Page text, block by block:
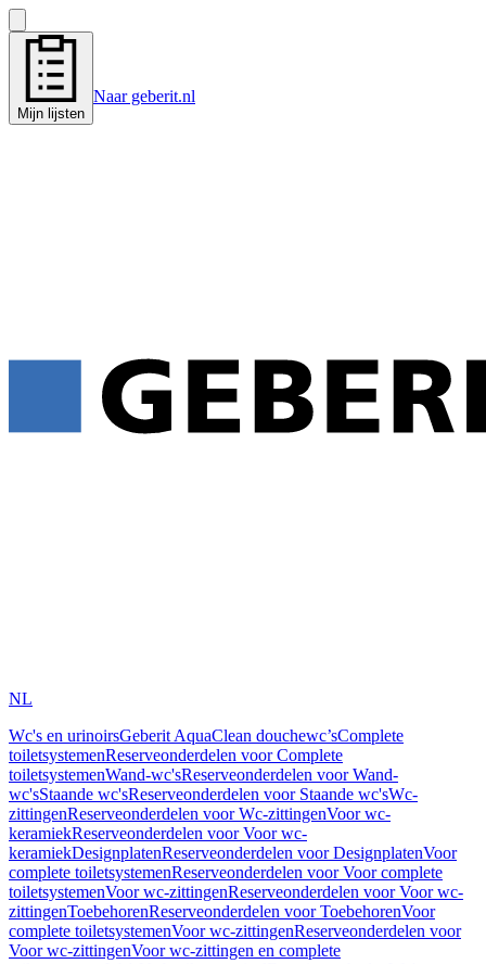
Mijn lijsten
Naar geberit.nl
NL
Wc's en urinoirsGeberit AquaClean douchewc’sComplete
toiletsystemenReserveonderdelen voor Complete
toiletsystemenWand-wc'sReserveonderdelen voor Wand-
wc'sStaande wc'sReserveonderdelen voor Staande wc'sWc-
zittingenReserveonderdelen voor Wc-zittingenVoor wc-
keramiekReserveonderdelen voor Voor wc-
keramiekDesignplatenReserveonderdelen voor DesignplatenVoor
complete toiletsystemenReserveonderdelen voor Voor complete
toiletsystemenVoor wc-zittingenReserveonderdelen voor Voor wc-
zittingenToebehorenReserveonderdelen voor ToebehorenVoor
complete toiletsystemenVoor wc-zittingenReserveonderdelen voor
Voor wc-zittingenVoor wc-zittingen en complete